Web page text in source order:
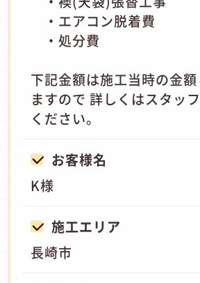
・エアコン脱着費
・処分費
下記金額は施工当時の金
ますので 詳しくはスタッ
ください。
お客様名
K様
施工エリア
長崎市